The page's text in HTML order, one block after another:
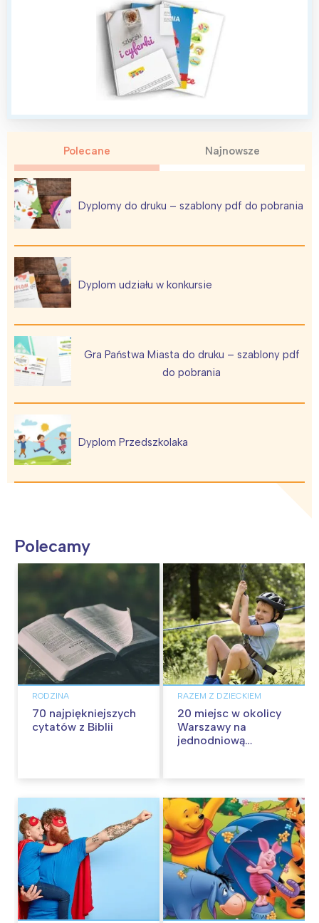
Polecane Najnowsze
Dyplomy do druku – szablony pdf do pobrania
Dyplom udziału w konkursie
Gra Państwa Miasta do druku – szablony pdf
do pobrania
Dyplom Przedszkolaka
Polecamy
RODZINA
70 najpiękniejszych
cytatów z Biblii
RAZEM Z DZIECKIEM
20 miejsc w okolicy
Warszawy na
jednodniową